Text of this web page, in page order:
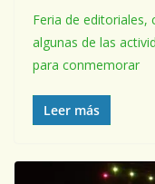
Feria de
algunas de las
para conmemorar
Leer más